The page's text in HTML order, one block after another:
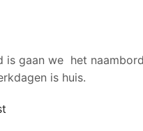
is gaan we het
is huis.